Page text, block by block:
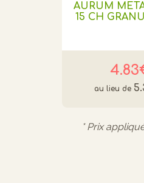
AURUM
15 CH
* Prix